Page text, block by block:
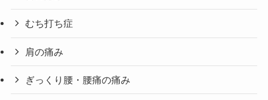
むち打ち症
肩の痛み
ぎっくり腰・腰痛の痛み